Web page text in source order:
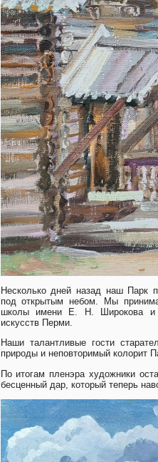
Несколько дней назад наш Парк
под открытым небом. Мы
школы имени Е. Н. Широкова и
искусств Перми.
Наши талантливые гости
природы и неповторимый колорит
По итогам пленэра художники
бесценный дар, который теперь